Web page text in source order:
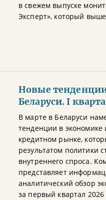
в свежем выпуске
Эксперт», который
Новые
Беларуси. I
В марте в Беларуси
тенденции в экономике
кредитном рынке,
результатом политики
внутреннего спроса.
представляет
аналитический обзор
за первый квартал